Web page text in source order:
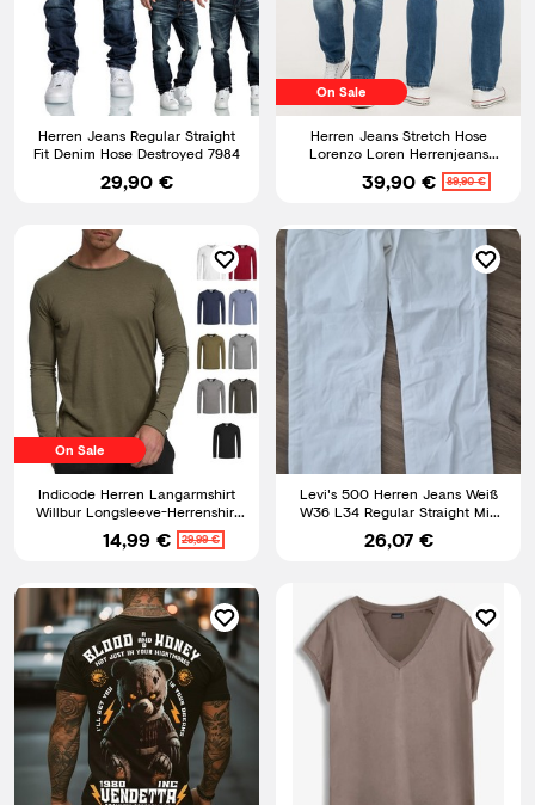
Herren Jeans Regular Straight
Fit Denim Hose Destroyed 7984
29,90 €
On Sale
Herren Jeans Stretch Hose
Lorenzo Loren Herrenjeans
Regular Fit Blau LL-4002 NEU
39,90 € 89,90 €
On Sale
Indicode Herren Langarmshirt
Willbur Longsleeve-Herrenshirt
Grandad Shirt Männer
14,99 € 29,99 €
Levi's 500 Herren Jeans Weiß
W36 L34 Regular Straight Mid
Rise Stretch
26,07 €